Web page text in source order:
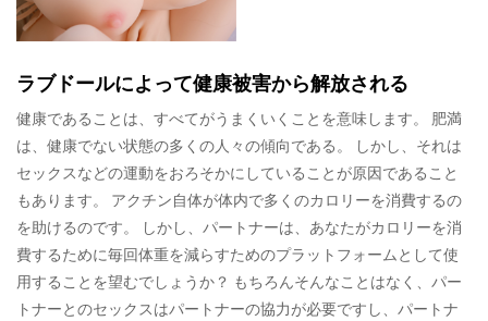
ラブドールによって健康被害から解放される
健康であることは、すべてがうまくいくことを意味します。 肥満
は、健康でない状態の多くの人々の傾向である。 しかし、それは
セックスなどの運動をおろそかにしていることが原因であること
もあります。 アクチン自体が体内で多くのカロリーを消費するの
を助けるのです。 しかし、パートナーは、あなたがカロリーを消
費するために毎回体重を減らすためのプラットフォームとして使
用することを望むでしょうか？ もちろんそんなことはなく、パー
トナーとのセックスはパートナーの協力が必要ですし、パートナ